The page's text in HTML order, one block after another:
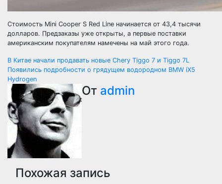
Стоимость Mini Cooper S Red Line начинается от 43,4 тысячи
долларов. Предзаказы уже открыты, а первые поставки
американским покупателям намечены на май этого года.
Навигация
по
записям
В Китае начали продавать новые Chery Tiggo 7 и Tiggo 7L
Появились подробности о грядущем водородном BMW iX5
Hydrogen
От admin
Похожая запись